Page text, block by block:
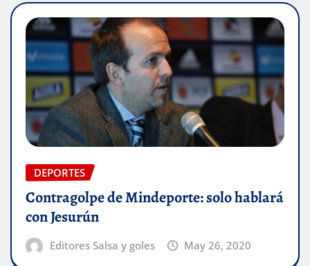
DEPORTES
Contragolpe de Mindeporte: solo hablará
con Jesurún
Editores Salsa y goles May 26, 2020